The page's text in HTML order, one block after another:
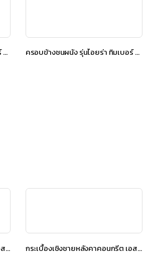
ครอบข้างชนผนัง รุ่นไอยร่า ทิมเบอร์ สีโกลเด้น ทีค ครอบข้างชนผนัง รุ่นไอยร่า ทิมเบอร์ สีเฮเซล บราวน์
กระเบื้องเชิงชายหลังคาคอนกรีต เอสซีจี รุ่น นิวสไตล์ Diamond Cut สีดาร์คบราวน์ กระเบื้องเชิงชายหลังคาคอนกรีต เอสซีจี รุ่น นิวสไตล์ Diamond Cut สีดาร์คบราวน์